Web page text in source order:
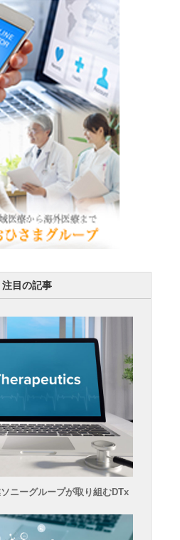
注目の記事
ニーグループが取り組むDTx